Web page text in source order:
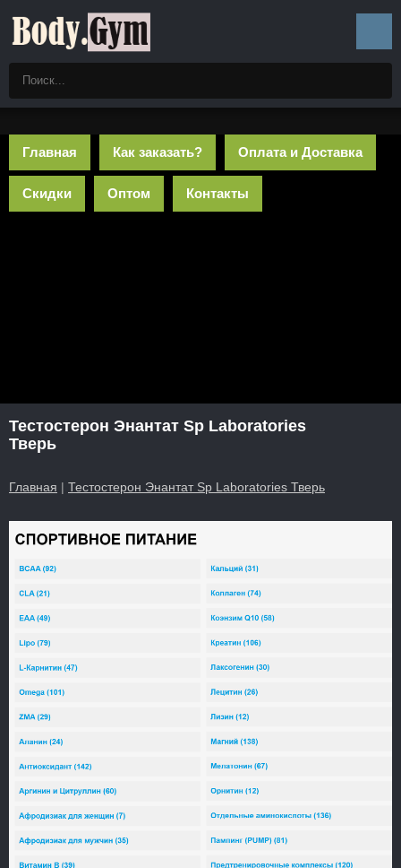
Главная Как заказать? Оплата и Доставка
Скидки Оптом Контакты
Тестостерон Энантат Sp Laboratories
Тверь
Главная | Тестостерон Энантат Sp Laboratories Тверь